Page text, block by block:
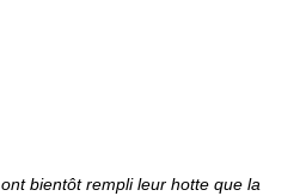
ont bientôt rempli leur hotte que la